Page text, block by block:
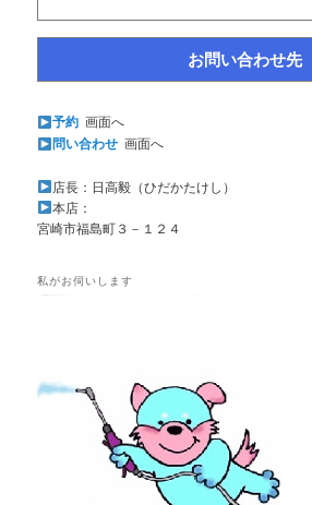
お問い合わせ先
予約画面へ
問い合わせ画面へ
店長：日高毅（ひだかたけし）
本店：
宮崎市福島町３－１２４
私がお伺いします